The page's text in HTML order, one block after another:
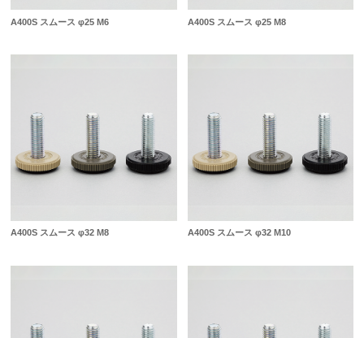
A400S スムース φ25 M6 A400S スムース φ25 M8
A400S スムース φ32 M8 A400S スムース φ32 M10